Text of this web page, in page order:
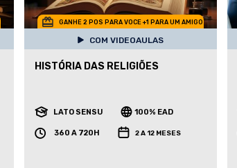
GANHE 2 POS PARA VOCE +1 PARA UM AMIGO
COM VIDEOAULAS
HISTÓRIA DAS RELIGIÕES
LATO SENSU 100% EAD
360 A 720H 2 A 12 MESES